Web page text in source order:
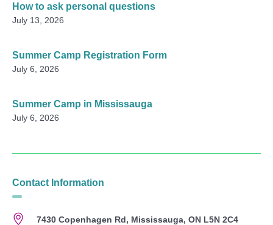
How to ask personal questions
July 13, 2026
Summer Camp Registration Form
July 6, 2026
Summer Camp in Mississauga
July 6, 2026
Contact Information
7430 Copenhagen Rd, Mississauga, ON L5N 2C4